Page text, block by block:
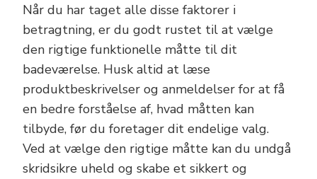
Når du har taget alle disse faktorer i
betragtning, er du godt rustet til at vælge
den rigtige funktionelle måtte til dit
badeværelse. Husk altid at læse
produktbeskrivelser og anmeldelser for at få
en bedre forståelse af, hvad måtten kan
tilbyde, før du foretager dit endelige valg.
Ved at vælge den rigtige måtte kan du undgå
skridsikre uheld og skabe et sikkert og